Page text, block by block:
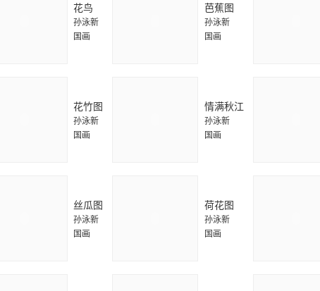
花鸟
孙泳新
国画
芭蕉图
孙泳新
国画
花竹图
孙泳新
国画
情满秋江
孙泳新
国画
丝瓜图
孙泳新
国画
荷花图
孙泳新
国画